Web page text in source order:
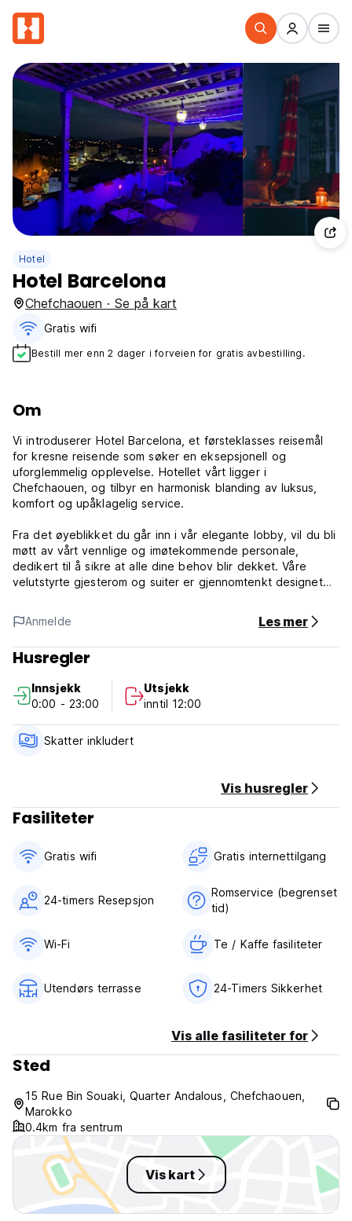
Hotel
Hotel Barcelona
Chefchaouen · Se på kart
Gratis wifi‎
Bestill mer enn 2 dager i forveien for gratis avbestilling.
Om
Vi introduserer Hotel Barcelona, ​​et førsteklasses reisemål
for kresne reisende som søker en eksepsjonell og
uforglemmelig opplevelse. Hotellet vårt ligger i
Chefchaouen, og tilbyr en harmonisk blanding av luksus,
komfort og upåklagelig service.
Fra det øyeblikket du går inn i vår elegante lobby, vil du bli
møtt av vårt vennlige og imøtekommende personale,
dedikert til å sikre at alle dine behov blir dekket. Våre
velutstyrte gjesterom og suiter er gjennomtenkt designet
bekvemmeligheter og fantastisk utsikt over Chefchaouen.
Hotel Barcelona ligger i nærheten av Kasba, Mohammed 5-
plassen og Khandak Semmar.
Hotel Barcelona - Vilkår og betingelser:
Avbestillingsregler: 1 dag før ankomst. Ved sen avbestilling
eller manglende oppmøte, vil du bli belastet den første
Skatter inkludert
Generell:
Ingen portforbud. (Auto-translated from original language)
Anmelde Les mer
Husregler
Innsjekk
0:00 - 23:00
Utsjekk
inntil 12:00
Skatter inkludert
Vis husregler
Fasiliteter
Gratis wifi‎ Gratis internettilgang
24-timers Resepsjon
Romservice (begrenset
tid)
Wi-Fi Te / Kaffe fasiliteter
Utendørs terrasse 24-Timers Sikkerhet
Vis alle fasiliteter for
Sted
15 Rue Bin Souaki, Quarter Andalous, Chefchaouen,
Marokko
0.4km fra sentrum
Vis kart